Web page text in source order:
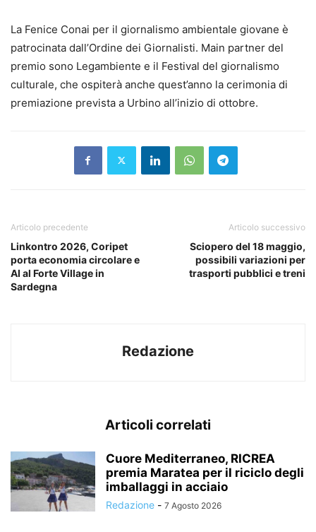
La Fenice Conai per il giornalismo ambientale giovane è
patrocinata dall’Ordine dei Giornalisti. Main partner del
premio sono Legambiente e il Festival del giornalismo
culturale, che ospiterà anche quest’anno la cerimonia di
premiazione prevista a Urbino all’inizio di ottobre.
Articolo precedente
Linkontro 2026, Coripet
porta economia circolare e
AI al Forte Village in
Sardegna
Articolo successivo
Sciopero del 18 maggio,
possibili variazioni per
trasporti pubblici e treni
Redazione
Articoli correlati
Cuore Mediterraneo, RICREA
premia Maratea per il riciclo degli
imballaggi in acciaio
Redazione - 7 Agosto 2026